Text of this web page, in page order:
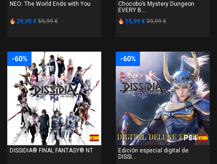
NEO: The World Ends with You
29,99 € 59,99 €
Chocobo’s Mystery Dungeon
EVERY B...
15,99 € 39,99 €
-60%
PS4
DISSIDIA® FINAL FANTASY® NT
-60%
PS4
Edición especial digital de
DISSI...